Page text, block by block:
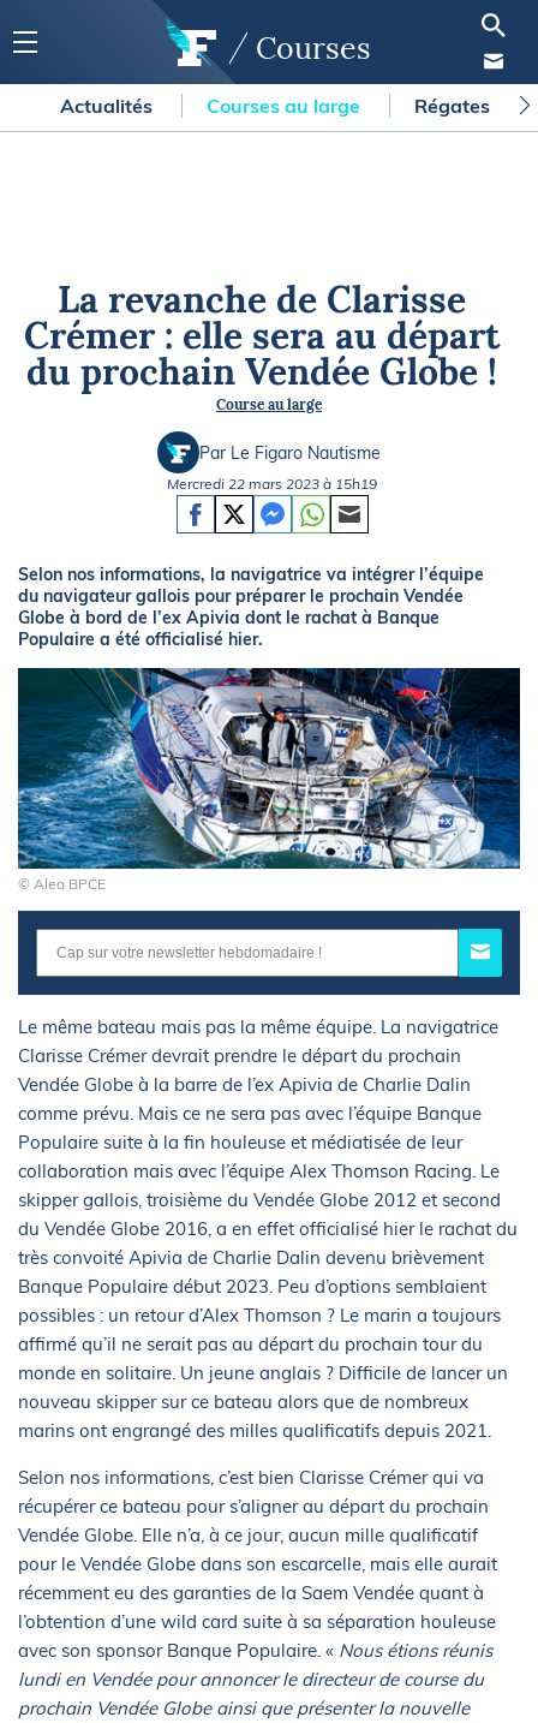
Courses
Actualités Courses au large Régates
La revanche de Clarisse
Crémer : elle sera au départ
du prochain Vendée Globe !
Course au large
Par Le Figaro Nautisme
Mercredi 22 mars 2023 à 15h19
Selon nos informations, la navigatrice va intégrer l’équipe
du navigateur gallois pour préparer le prochain Vendée
Globe à bord de l’ex Apivia dont le rachat à Banque
Populaire a été officialisé hier.
© Alea BPCE
Le même bateau mais pas la même équipe. La navigatrice
Clarisse Crémer devrait prendre le départ du prochain
Vendée Globe à la barre de l’ex Apivia de Charlie Dalin
comme prévu. Mais ce ne sera pas avec l’équipe Banque
Populaire suite à la fin houleuse et médiatisée de leur
collaboration mais avec l’équipe Alex Thomson Racing. Le
skipper gallois, troisième du Vendée Globe 2012 et second
du Vendée Globe 2016, a en effet officialisé hier le rachat du
très convoité Apivia de Charlie Dalin devenu brièvement
Banque Populaire début 2023. Peu d’options semblaient
possibles : un retour d’Alex Thomson ? Le marin a toujours
affirmé qu’il ne serait pas au départ du prochain tour du
monde en solitaire. Un jeune anglais ? Difficile de lancer un
nouveau skipper sur ce bateau alors que de nombreux
marins ont engrangé des milles qualificatifs depuis 2021.
Selon nos informations, c’est bien Clarisse Crémer qui va
récupérer ce bateau pour s’aligner au départ du prochain
Vendée Globe. Elle n’a, à ce jour, aucun mille qualificatif
pour le Vendée Globe dans son escarcelle, mais elle aurait
récemment eu des garanties de la Saem Vendée quant à
l’obtention d’une wild card suite à sa séparation houleuse
avec son sponsor Banque Populaire. « Nous étions réunis
lundi en Vendée pour annoncer le directeur de course du
prochain Vendée Globe ainsi que présenter la nouvelle